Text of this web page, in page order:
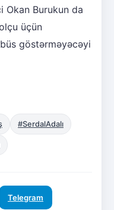
Okan Burukun da
üçün
göstərməyəcəyi
#SerdalAdalı
Telegram